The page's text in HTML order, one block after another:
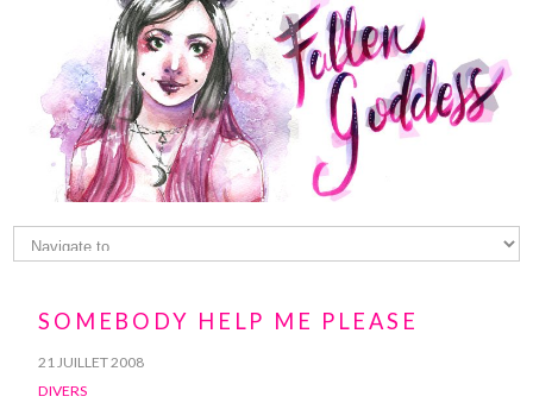
SOMEBODY HELP ME PLEASE
21 JUILLET 2008
DIVERS